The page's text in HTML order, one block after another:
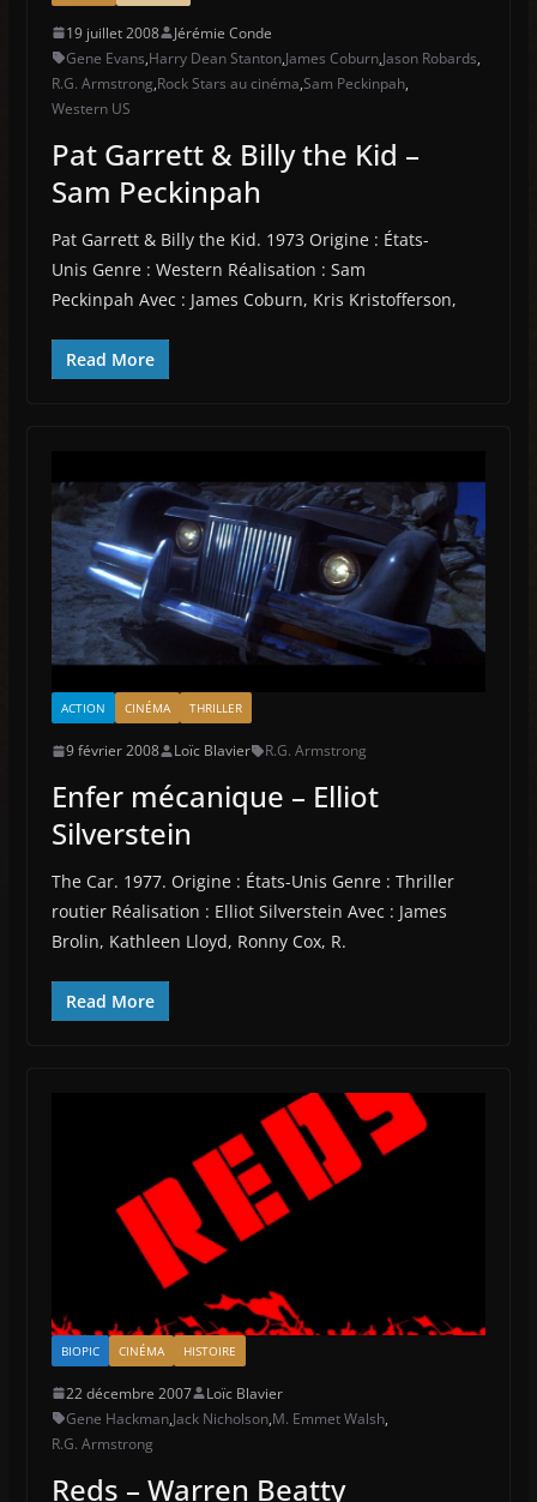
19 juillet 2008
Jérémie Conde
Gene Evans,Harry Dean Stanton,James Coburn,Jason Robards,
R.G. Armstrong,Rock Stars au cinéma,Sam Peckinpah,
Western US
Pat Garrett & Billy the Kid –
Sam Peckinpah
Pat Garrett & Billy the Kid. 1973 Origine : États-
Unis Genre : Western Réalisation : Sam
Peckinpah Avec : James Coburn, Kris Kristofferson,
Read More
ACTION CINÉMA THRILLER
9 février 2008 Loïc Blavier R.G. Armstrong
Enfer mécanique – Elliot
Silverstein
The Car. 1977. Origine : États-Unis Genre : Thriller
routier Réalisation : Elliot Silverstein Avec : James
Brolin, Kathleen Lloyd, Ronny Cox, R.
Read More
BIOPIC CINÉMA HISTOIRE
22 décembre 2007
Loïc Blavier
Gene Hackman,Jack Nicholson,M. Emmet Walsh,
R.G. Armstrong
Reds – Warren Beatty